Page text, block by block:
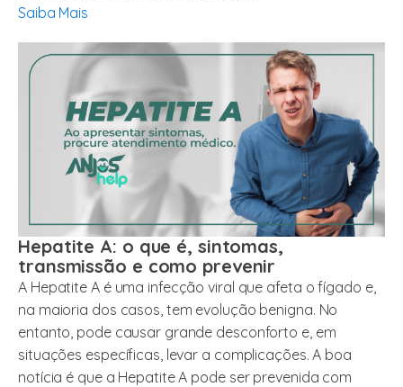
Saiba Mais
Hepatite A: o que é, sintomas,
transmissão e como prevenir
A Hepatite A é uma infecção viral que afeta o fígado e,
na maioria dos casos, tem evolução benigna. No
entanto, pode causar grande desconforto e, em
situações específicas, levar a complicações. A boa
notícia é que a Hepatite A pode ser prevenida com